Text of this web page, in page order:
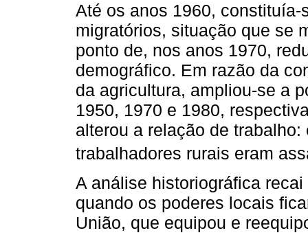
Até os anos 1960,
migratórios, situação que se
ponto de, nos anos 1970,
demográfico. Em razão da
da agricultura, ampliou-se a
1950, 1970 e 1980,
alterou a relação de
trabalhadores rurais eram
A análise historiográfica
quando os poderes locais
União, que equipou e